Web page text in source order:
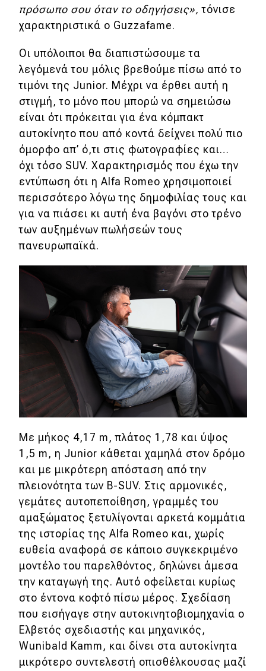
πρόσωπο σου όταν το οδηγήσεις», τόνισε
χαρακτηριστικά ο Guzzafame.
Οι υπόλοιποι θα διαπιστώσουμε τα
λεγόμενά του μόλις βρεθούμε πίσω από το
τιμόνι της Junior. Μέχρι να έρθει αυτή η
στιγμή, το μόνο που μπορώ να σημειώσω
είναι ότι πρόκειται για ένα κόμπακτ
αυτοκίνητο που από κοντά δείχνει πολύ πιο
όμορφο απ’ ό,τι στις φωτογραφίες και…
όχι τόσο SUV. Χαρακτηρισμός που έχω την
εντύπωση ότι η Alfa Romeo χρησιμοποιεί
περισσότερο λόγω της δημοφιλίας τους και
για να πιάσει κι αυτή ένα βαγόνι στο τρένο
των αυξημένων πωλήσεών τους
πανευρωπαϊκά.
Με μήκος 4,17 m, πλάτος 1,78 και ύψος
1,5 m, η Junior κάθεται χαμηλά στον δρόμο
και με μικρότερη απόσταση από την
πλειονότητα των B-SUV. Στις αρμονικές,
γεμάτες αυτοπεποίθηση, γραμμές του
αμαξώματος ξετυλίγονται αρκετά κομμάτια
της ιστορίας της Alfa Romeo και, χωρίς
ευθεία αναφορά σε κάποιο συγκεκριμένο
μοντέλο του παρελθόντος, δηλώνει άμεσα
την καταγωγή της. Αυτό οφείλεται κυρίως
στο έντονα κοφτό πίσω μέρος. Σχεδίαση
που εισήγαγε στην αυτοκινητοβιομηχανία ο
Ελβετός σχεδιαστής και μηχανικός,
Wunibald Kamm, και δίνει στα αυτοκίνητα
μικρότερο συντελεστή οπισθέλκουσας μαζί